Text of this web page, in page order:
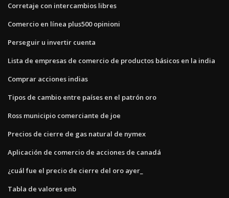
Corretaje con intercambios libres
Comercio en línea plus500 opinioni
Perseguir u invertir cuenta
Lista de empresas de comercio de productos básicos en la india
Comprar acciones indias
Tipos de cambio entre países en el patrón oro
Ross municipio comerciante de joe
Precios de cierre de gas natural de nymex
Aplicación de comercio de acciones de canadá
¿cuál fue el precio de cierre del oro ayer_
Tabla de valores enb